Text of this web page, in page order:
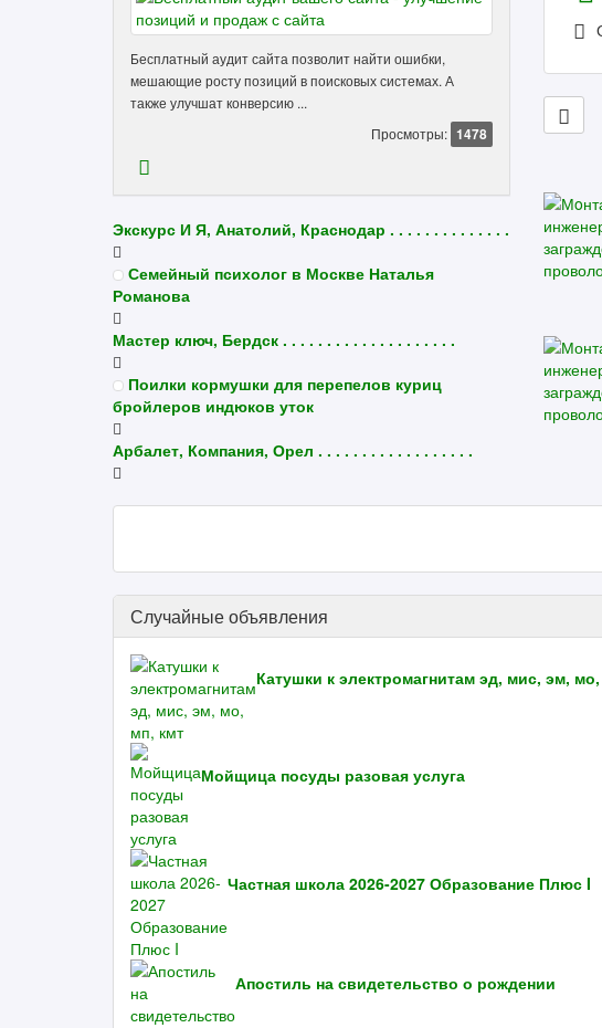
Бесплатный аудит сайта позволит найти ошибки,
мешающие росту позиций в поисковых системах. А
также улучшат конверсию ...
Просмотры: 1478
Экскурс И Я, Анатолий, Краснодар . . . . . . . . . . . . . .
Семейный психолог в Москве Наталья
Романова
Мастер ключ, Бердск . . . . . . . . . . . . . . . . . . . .
Поилки кормушки для перепелов куриц
бройлеров индюков уток
Арбалет, Компания, Орел . . . . . . . . . . . . . . . . . .
Случайные объявления
Катушки к электромагнитам эд, мис, эм,
Мойщица посуды разовая услуга
Частная школа 2026-2027 Образование Плюс I
Апостиль на свидетельство о рождении